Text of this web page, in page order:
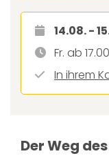
14.08. -
Fr. ab
In ihrem
Der Weg